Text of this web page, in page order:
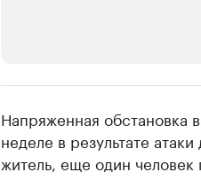
Делитесь новостями
Управляйте страницей компании и
Напряженная обстановка
неделе в результате
житель, еще один человек